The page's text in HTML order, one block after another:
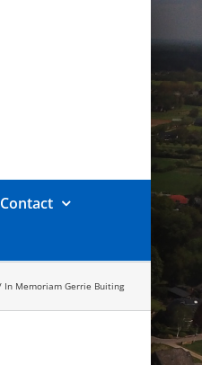
Contact
In Memoriam Gerrie Buiting